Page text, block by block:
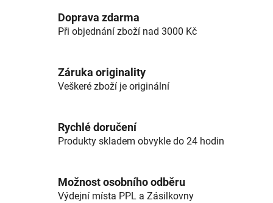
Doprava zdarma
Při objednání zboží nad 3000 Kč
Záruka originality
Veškeré zboží je originální
Rychlé doručení
Produkty skladem obvykle do 24 hodin
Možnost osobního odběru
Výdejní místa PPL a Zásilkovny